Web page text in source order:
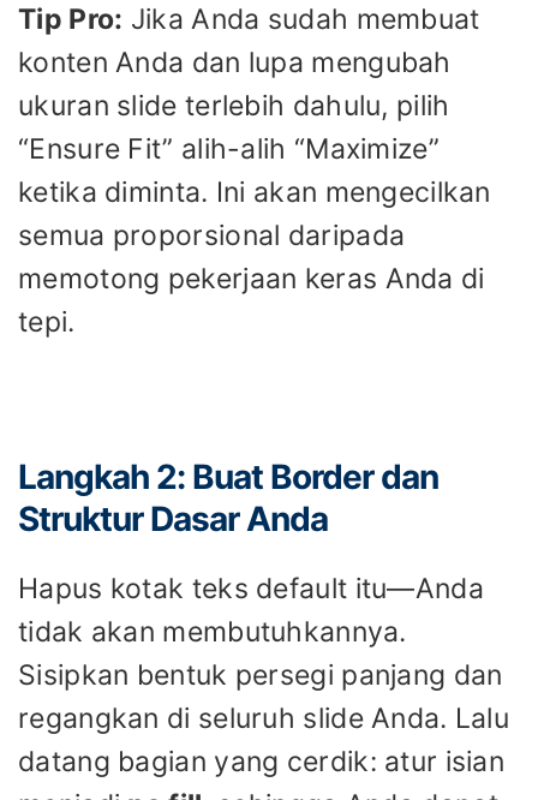
Tip Pro: Jika Anda sudah membuat
konten Anda dan lupa mengubah
ukuran slide terlebih dahulu, pilih
“Ensure Fit” alih-alih “Maximize”
ketika diminta. Ini akan mengecilkan
semua proporsional daripada
memotong pekerjaan keras Anda di
tepi.
Langkah 2: Buat Border dan
Struktur Dasar Anda
Hapus kotak teks default itu—Anda
tidak akan membutuhkannya.
Sisipkan bentuk persegi panjang dan
regangkan di seluruh slide Anda. Lalu
datang bagian yang cerdik: atur isian